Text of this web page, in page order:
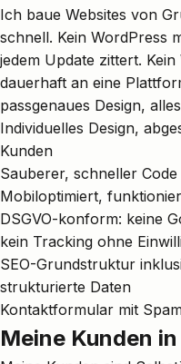
Ich baue Websites von
schnell. Kein WordPress
jedem Update zittert.
dauerhaft an eine
passgenaues Design,
Individuelles Design,
Kunden
Sauberer, schneller
Mobiloptimiert,
DSGVO-konform: keine
kein Tracking ohne
SEO-Grundstruktur
strukturierte Daten
Kontaktformular mit
Meine Kunden